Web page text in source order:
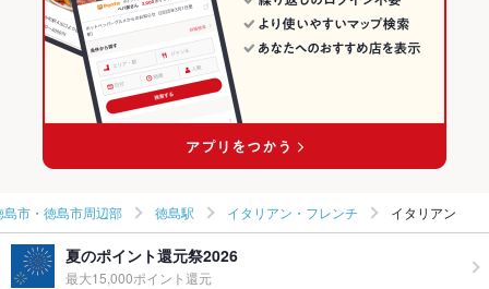
島市・徳島市周辺部 徳島駅 イタリアン・フレンチ イタリアン
夏のポイント還元祭2026
最大15,000ポイント還元